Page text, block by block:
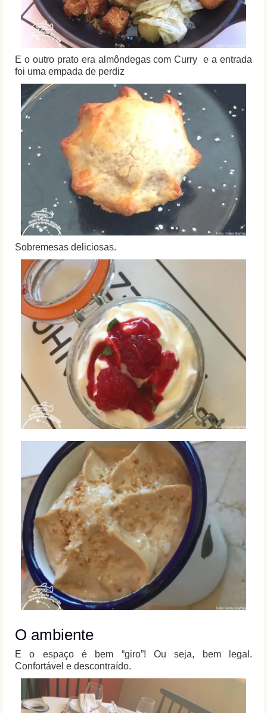
E o outro prato era almôndegas com Curry e a entrada
foi uma empada de perdiz
Sobremesas deliciosas.
O ambiente
E o espaço é bem “giro”! Ou seja, bem legal.
Confortável e descontraído.